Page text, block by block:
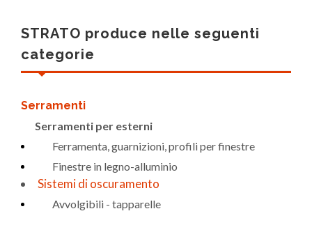
STRATO produce nelle seguenti
categorie
Serramenti
Serramenti per esterni
Ferramenta, guarnizioni, profili per finestre
Finestre in legno-alluminio
Sistemi di oscuramento
Avvolgibili - tapparelle